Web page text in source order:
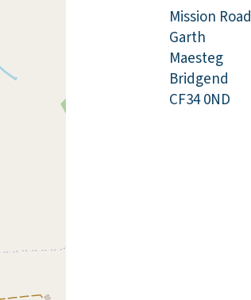
Mission Road
Garth
Maesteg
Bridgend
CF34 0ND